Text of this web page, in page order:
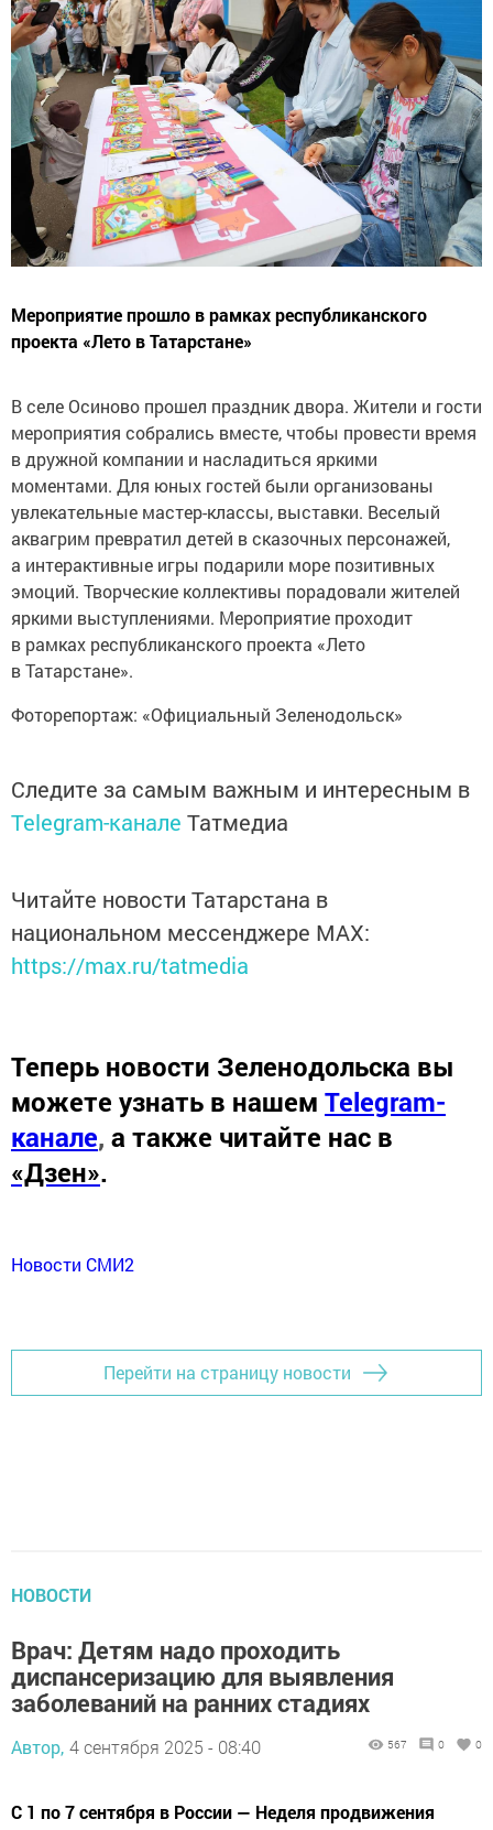
Мероприятие прошло в рамках республиканского
проекта «Лето в Татарстане»
В селе Осиново прошел праздник двора. Жители и гости
мероприятия собрались вместе, чтобы провести время
в дружной компании и насладиться яркими
моментами. Для юных гостей были организованы
увлекательные мастер-классы, выставки. Веселый
аквагрим превратил детей в сказочных персонажей,
а интерактивные игры подарили море позитивных
эмоций. Творческие коллективы порадовали жителей
яркими выступлениями. Мероприятие проходит
в рамках республиканского проекта «Лето
в Татарстане».
Фоторепортаж: «Официальный Зеленодольск»
Следите за самым важным и интересным в
Telegram-канале Татмедиа
Читайте новости Татарстана в
национальном мессенджере MАХ:
https://max.ru/tatmedia
Теперь новости Зеленодольска вы
можете узнать в нашем Telegram-
канале, а также читайте нас в
«Дзен».
Новости СМИ2
Перейти на страницу новости
НОВОСТИ
Врач: Детям надо проходить
диспансеризацию для выявления
заболеваний на ранних стадиях
Автор, 4 сентября 2025 - 08:40 567 0 0
С 1 по 7 сентября в России — Неделя продвижения